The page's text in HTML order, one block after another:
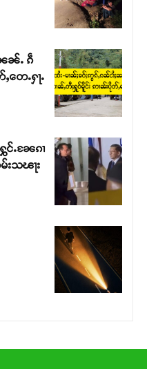
ႈတီႈၵူႈလႅၼ်ပေႃးတေၸွ
ႁူမ်ႈၵမ်ႉထႅမ် ၸုမ်းၶၢ
ၼၼ်ႉ ၵဵ
တေႉႁႃႉ
ႉၼႄၵၢ
းသၽႃး